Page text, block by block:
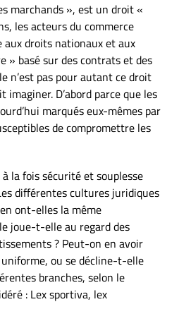
marchands », est un droit «
les acteurs du commerce
droits nationaux et aux
» basé sur des contrats et des
n’est pas pour autant ce droit
D’abord parce que les
marqués eux-mêmes par
de compromettre les
la fois sécurité et souplesse
différentes cultures juridiques
ont-elles la même
joue-t-elle au regard des
? Peut-on en avoir
ou se décline-t-elle
branches, selon le
: Lex sportiva, lex